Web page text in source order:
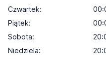
Czwartek:
Piątek:
Sobota:
Niedziela: